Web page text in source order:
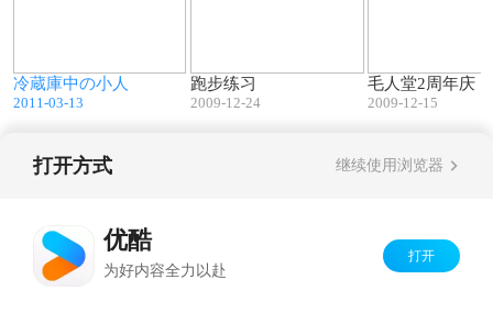
冷蔵庫中の小人
2011-03-13
跑步练习
2009-12-24
毛人堂2周年庆！
2009-12-15
打开方式 继续使用浏览器
优酷
为好内容全力以赴
打开